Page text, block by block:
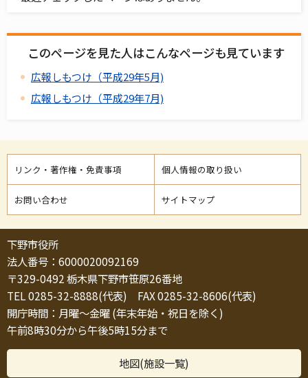
このページを見た人はこんなページも見ています
広報しもつけ（平成29年5月)
広報しもつけ（平成29年7月)
リンク・著作権・免責事項 個人情報の取り扱い
お問い合わせ サイトマップ
下野市役所
法人番号：6000020092169
〒329-0492 栃木県下野市笹原26番地
TEL 0285-32-8888(代表) FAX 0285-32-8606(代表)
開庁時間：月曜～金曜 (年末年始・祝日を除く)
午前8時30分から午後5時15分まで
地図(施設一覧)